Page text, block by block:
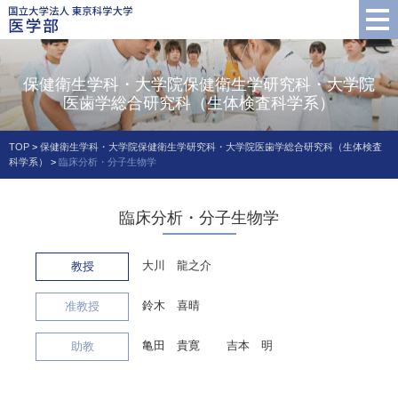
保健衛生学科・大学院保健衛生学研究科・大学院
医歯学総合研究科（生体検査科学系）
TOP > 保健衛生学科・大学院保健衛生学研究科・大学院医歯学総合研究科（生体検査
科学系）
> 臨床分析・分子生物学
臨床分析・分子生物学
教授 大川 龍之介
准教授 鈴木 喜晴
助教 亀田 貴寛 吉本 明